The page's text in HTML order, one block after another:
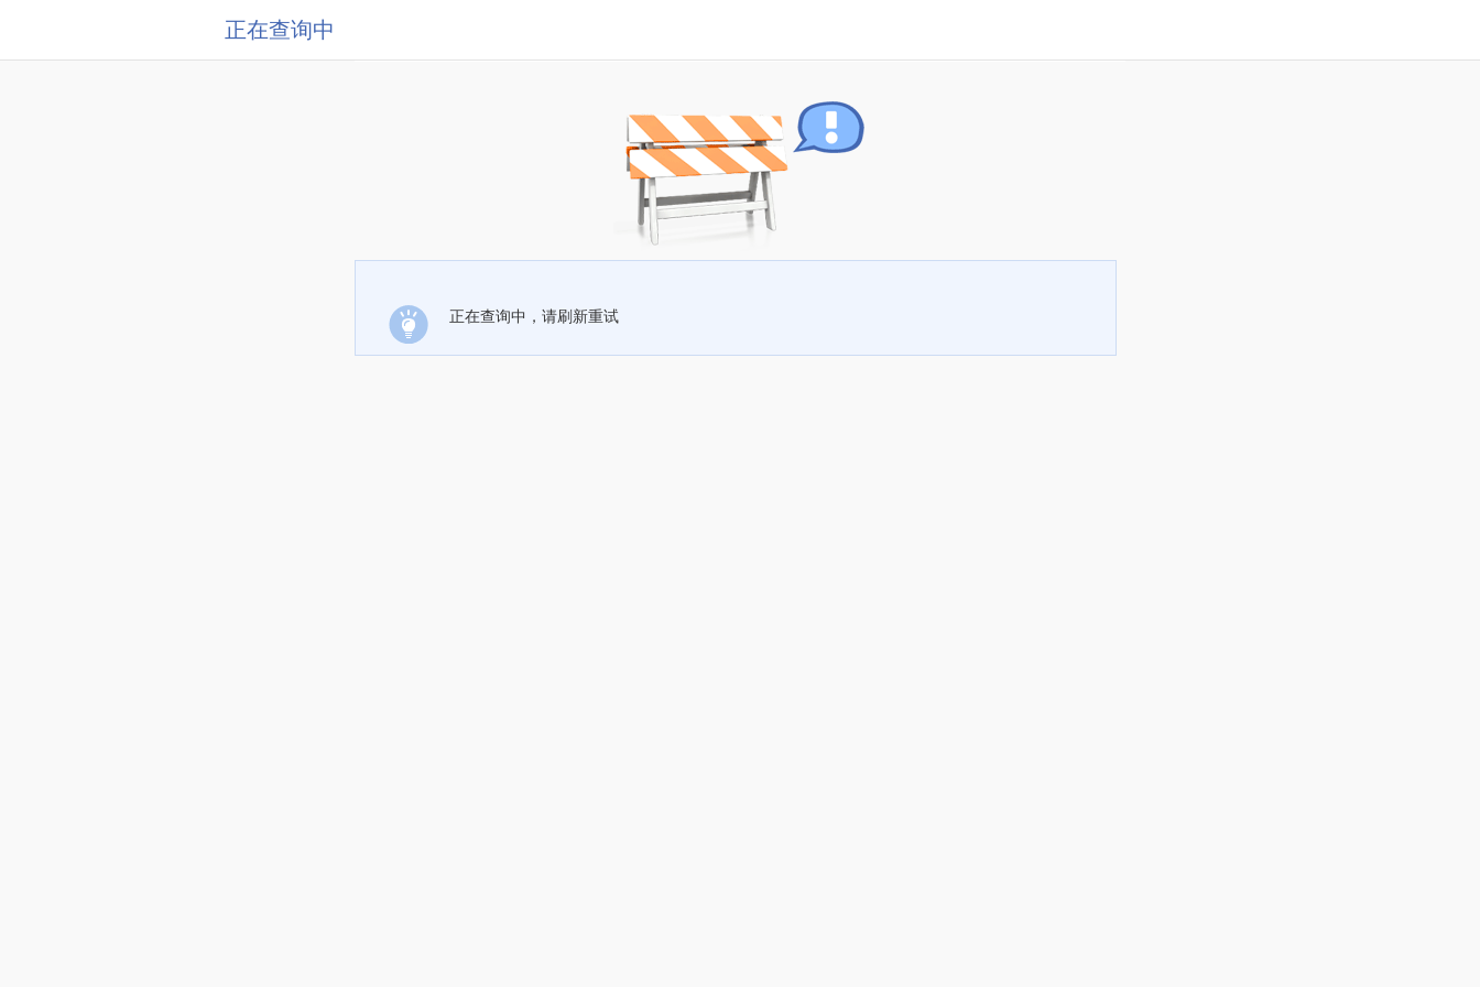
正在查询中
正在查询中，请刷新重试